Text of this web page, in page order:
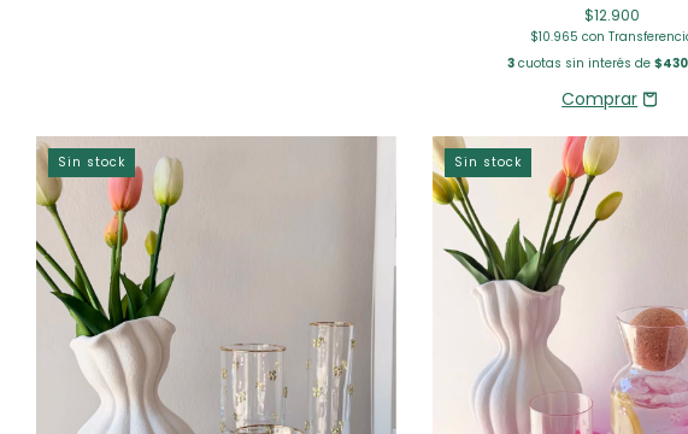
$12.900
$10.965 con
3cuotas sin interés de
Sin stock Sin stock